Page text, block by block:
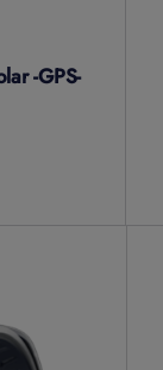
-GPS-